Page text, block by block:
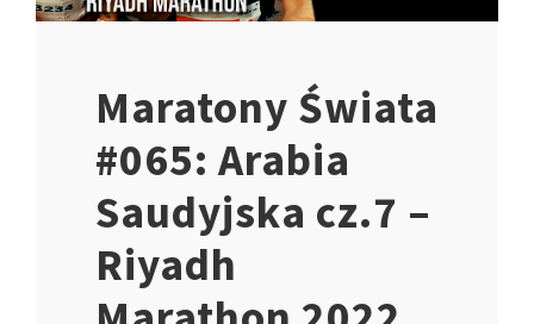
Maratony Świata
#065: Arabia
Saudyjska cz.7 –
Riyadh